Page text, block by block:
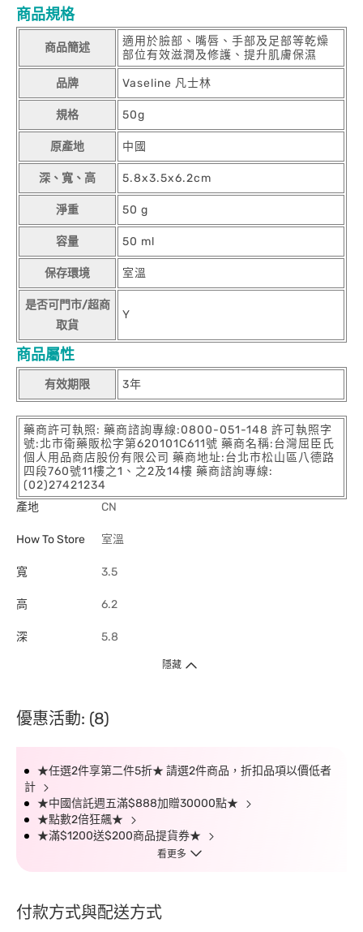
商品規格
商品簡述
適用於臉部、嘴唇、手部及足部等乾燥
部位有效滋潤及修護、提升肌膚保濕
品牌 Vaseline 凡士林
規格 50g
原產地 中國
深、寬、高 5.8x3.5x6.2cm
淨重 50 g
容量 50 ml
保存環境 室溫
是否可門市/超商
取貨
Y
商品屬性
有效期限 3年
藥商許可執照: 藥商諮詢專線:0800-051-148 許可執照字
號:北市衛藥販松字第620101C611號 藥商名稱:台灣屈臣氏
個人用品商店股份有限公司 藥商地址:台北市松山區八德路
四段760號11樓之1、之2及14樓 藥商諮詢專線:
(02)27421234
產地
CN
How To Store 室溫
寬 3.5
高 6.2
深 5.8
隱藏
優惠活動: (8)
★任選2件享第二件5折★ 請選2件商品，折扣品項以價低者
計
★中國信託週五滿$888加贈30000點★
★點數2倍狂飆★
★滿$1200送$200商品提貨券★
看更多
付款方式與配送方式